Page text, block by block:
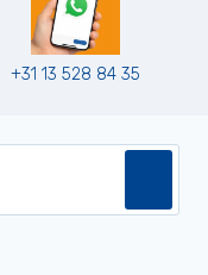
+31 13 528 84 35